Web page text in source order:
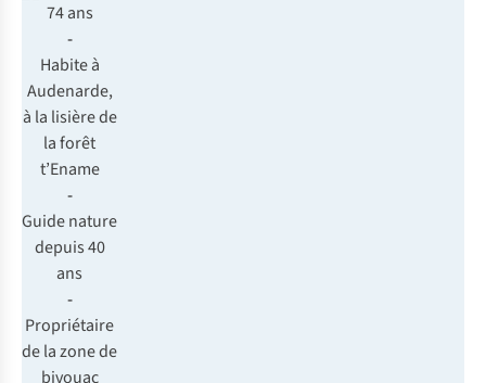
74 ans
-
Habite à
Audenarde,
à la lisière de
la forêt
t’Ename
-
Guide nature
depuis 40
ans
-
Propriétaire
de la zone de
bivouac